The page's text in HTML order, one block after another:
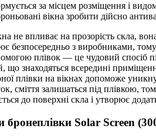
за місцем розміщення і
вікна зробити дійсно
не впливає на прозорість скла,
безпосередньо з виробниками,
плівок — це чудовий спосіб
знаходяться всередині
плівки на вікнах допоможе
сміття залишаться під плівкою,
до поверхні скла і утворює
бронеплівки Solar Screen